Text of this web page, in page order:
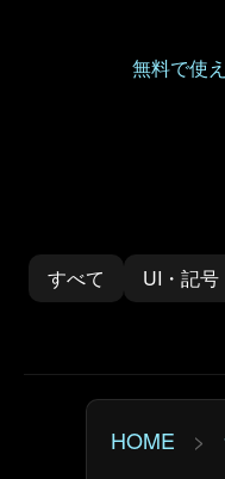
無料で使
すべて UI・記号
HOME >